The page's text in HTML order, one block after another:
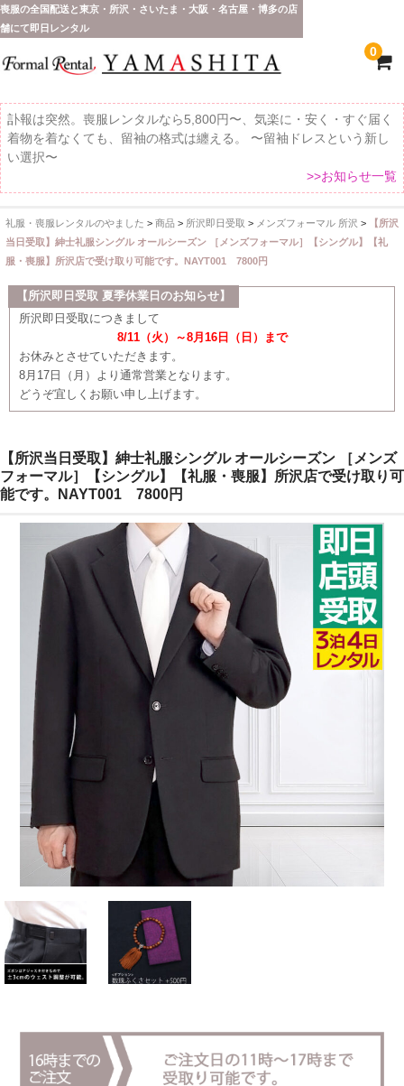
喪服の全国配送と東京・所沢・さいたま・大阪・名古屋・博多の店
舗にて即日レンタル
0
訃報は突然。喪服レンタルなら5,800円〜、気楽に・安く・すぐ届く
着物を着なくても、留袖の格式は纏える。 〜留袖ドレスという新し
い選択〜
>>お知らせ一覧
ホーム
全 国 配 送
受取り場所が選べます
配送・お支払い方法
よくあるご質問
礼服・喪服レンタルのやました > 商品> 所沢即日受取 > メンズフォーマル 所沢 >
【所沢
当日受取】紳士礼服シングル オールシーズン ［メンズフォーマル］【シングル】【礼
服・喪服】所沢店で受け取り可能です。NAYT001 7800円
【所沢即日受取 夏季休業日のお知らせ】
所沢即日受取につきまして
8/11（火）～8月16日（日）まで
お休みとさせていただきます。
8月17日（月）より通常営業となります。
どうぞ宜しくお願い申し上げます。
【所沢当日受取】紳士礼服シングル オールシーズン ［メンズ
フォーマル］【シングル】【礼服・喪服】所沢店で受け取り可
能です。NAYT001 7800円